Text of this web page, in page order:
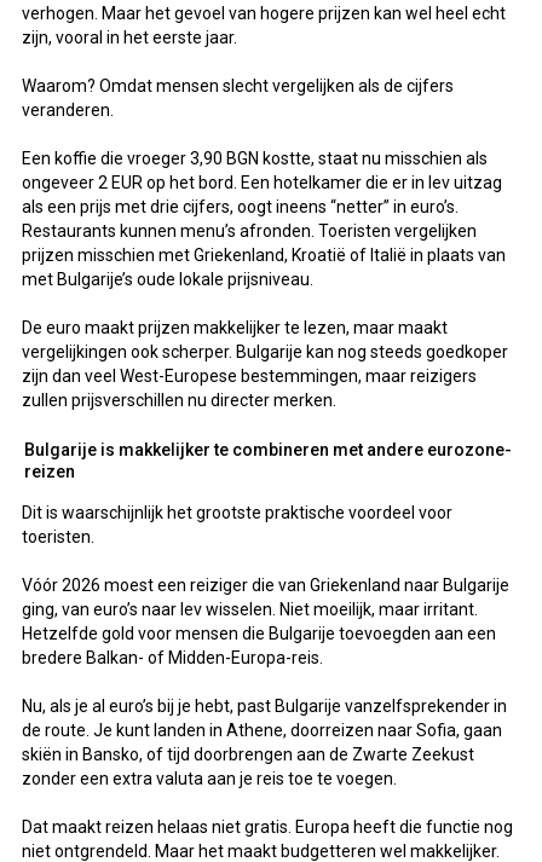
verhogen. Maar het gevoel van hogere prijzen kan wel heel echt
zijn, vooral in het eerste jaar.
Waarom? Omdat mensen slecht vergelijken als de cijfers
veranderen.
Een koffie die vroeger 3,90 BGN kostte, staat nu misschien als
ongeveer 2 EUR op het bord. Een hotelkamer die er in lev uitzag
als een prijs met drie cijfers, oogt ineens “netter” in euro’s.
Restaurants kunnen menu’s afronden. Toeristen vergelijken
prijzen misschien met Griekenland, Kroatië of Italië in plaats van
met Bulgarije’s oude lokale prijsniveau.
De euro maakt prijzen makkelijker te lezen, maar maakt
vergelijkingen ook scherper. Bulgarije kan nog steeds goedkoper
zijn dan veel West-Europese bestemmingen, maar reizigers
zullen prijsverschillen nu directer merken.
Bulgarije is makkelijker te combineren met andere eurozone-
reizen
Dit is waarschijnlijk het grootste praktische voordeel voor
toeristen.
Vóór 2026 moest een reiziger die van Griekenland naar Bulgarije
ging, van euro’s naar lev wisselen. Niet moeilijk, maar irritant.
Hetzelfde gold voor mensen die Bulgarije toevoegden aan een
bredere Balkan- of Midden-Europa-reis.
Nu, als je al euro’s bij je hebt, past Bulgarije vanzelfsprekender in
de route. Je kunt landen in Athene, doorreizen naar Sofia, gaan
skiën in Bansko, of tijd doorbrengen aan de Zwarte Zeekust
zonder een extra valuta aan je reis toe te voegen.
Dat maakt reizen helaas niet gratis. Europa heeft die functie nog
niet ontgrendeld. Maar het maakt budgetteren wel makkelijker.